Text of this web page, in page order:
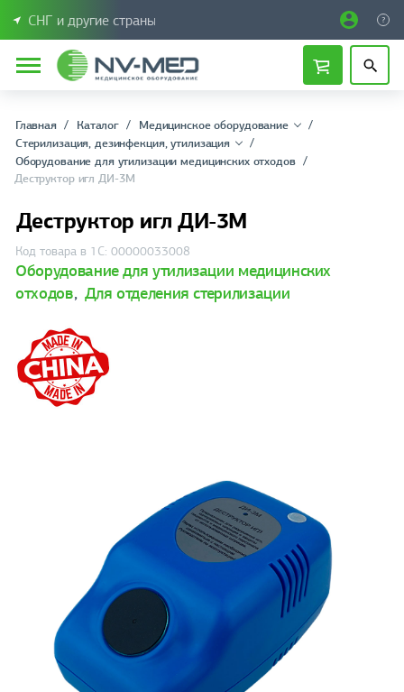
СНГ и другие страны
Главная Каталог
Медицинское оборудование
Стерилизация, дезинфекция, утилизация
Оборудование для утилизации медицинских отходов
Деструктор игл ДИ-3М
Деструктор игл ДИ-3М
Код товара в 1С: 00000033008
Оборудование для утилизации медицинских
отходов, Для отделения стерилизации